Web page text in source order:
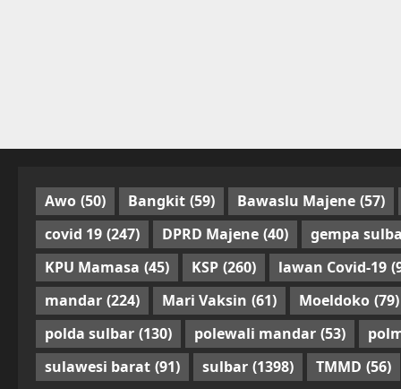
Awo (50) Bangkit (59) Bawaslu Majene (57)
covid 19 (247) DPRD Majene (40)
gempa
KPU Mamasa (45) KSP (260) lawan Covid-19
mandar (224) Mari Vaksin (61) Moeldoko (79)
polda sulbar (130) polewali mandar (53)
sulawesi barat (91) sulbar (1398) TMMD (56)